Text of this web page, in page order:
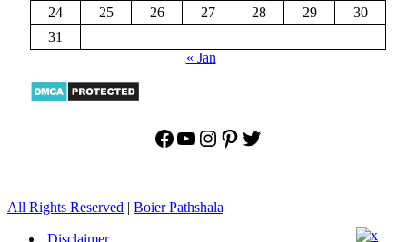
24
25 26 27 28 29
30
31
« Jan
Facebook
YouTube
Instagram
Pinterest
Twitter
All Rights Reserved | Boier Pathshala
Disclaimer